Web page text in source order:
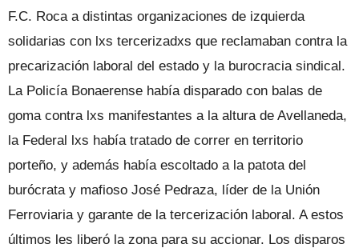
F.C. Roca a distintas organizaciones de izquierda
solidarias con lxs tercerizadxs que reclamaban contra la
precarización laboral del estado y la burocracia sindical.
La Policía Bonaerense había disparado con balas de
goma contra lxs manifestantes a la altura de Avellaneda,
la Federal lxs había tratado de correr en territorio
porteño, y además había escoltado a la patota del
burócrata y mafioso José Pedraza, líder de la Unión
Ferroviaria y garante de la tercerización laboral. A estos
últimos les liberó la zona para su accionar. Los disparos